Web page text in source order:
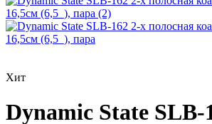
Хит
Dynamic State SLB-